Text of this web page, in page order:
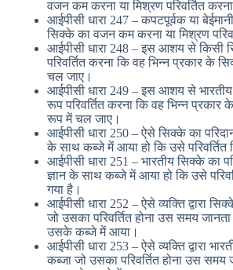
वजन कम करना या मिश्रण परिवर्तित
आईपीसी धारा 247 – कपटपूर्वक या
सिक्के का वजन कम करना या मिश्रण
आईपीसी धारा 248 – इस आशय से किसी
परिवर्तित करना कि वह भिन्न प्रकार के
चल जाए।
आईपीसी धारा 249 – इस आशय से
रूप परिवर्तित करना कि वह भिन्न
रूप में चल जाए।
आईपीसी धारा 250 – ऐसे सिक्के का
के साथ कब्जे में आया हो कि उसे परिवर्तित
आईपीसी धारा 251 – भारतीय सिक्के का
ज्ञान के साथ कब्जे में आया हो कि उसे
गया है।
आईपीसी धारा 252 – ऐसे व्यक्ति द्वारा
जो उसका परिवर्तित होना उस समय
उसके कब्जे में आया।
आईपीसी धारा 253 – ऐसे व्यक्ति द्वारा
कब्जा जो उसका परिवर्तित होना उस समय